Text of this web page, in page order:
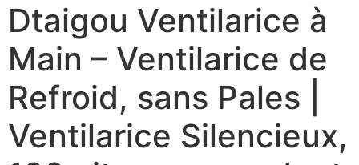
Dtaigou Ventilarice à
Main – Ventilarice de
Refroid, sans Pales |
Ventilarice Silencieux,